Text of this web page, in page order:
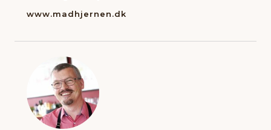
www.madhjernen.dk